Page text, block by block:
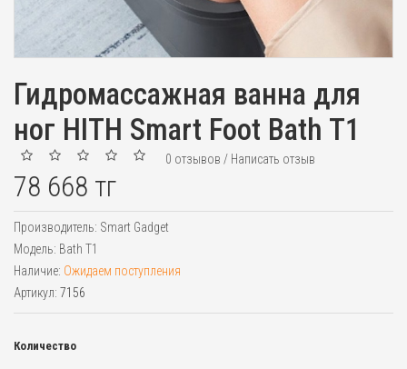
Гидромассажная ванна для
ног HITH Smart Foot Bath T1
0 отзывов / Написать отзыв
78 668 тг
Производитель: Smart Gadget
Модель: Bath T1
Наличие: Ожидаем поступления
Артикул: 7156
Количество